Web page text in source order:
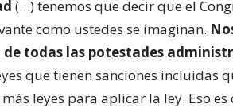
(…) tenemos que decir que el
como ustedes se imaginan.
todas las potestades
que tienen sanciones incluidas
leyes para aplicar la ley. Eso es